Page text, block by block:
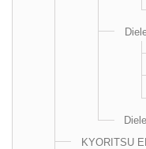
KYORITSU